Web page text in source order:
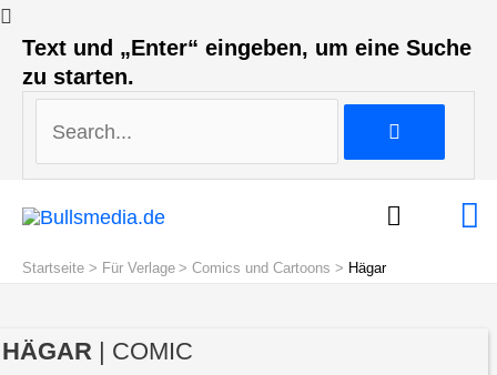
Text und „Enter“ eingeben, um eine Suche
zu starten.
Startseite Für Verlage Comics und Cartoons Hägar
HÄGAR | COMIC